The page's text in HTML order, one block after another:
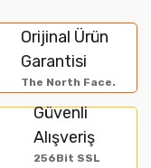
Orijinal Ürün
Garantisi
The North Face.
Güvenli
Alışveriş
256Bit SSL